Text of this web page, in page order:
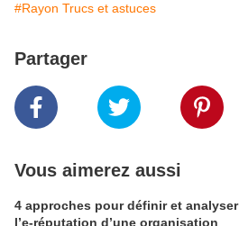
#Rayon Trucs et astuces
Partager
Vous aimerez aussi
4 approches pour définir et analyser
l’e-réputation d’une organisation